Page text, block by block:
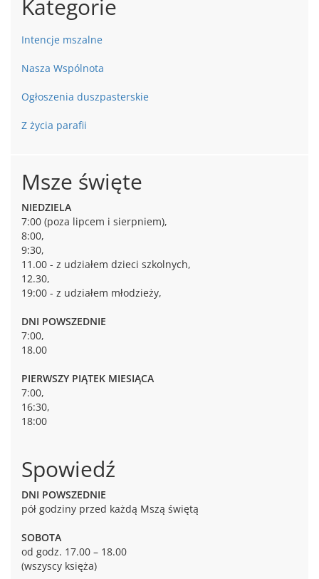
Kategorie
Intencje mszalne
Nasza Wspólnota
Ogłoszenia duszpasterskie
Z życia parafii
Msze święte
NIEDZIELA
7:00 (poza lipcem i sierpniem),
8:00,
9:30,
11.00 - z udziałem dzieci szkolnych,
12.30,
19:00 - z udziałem młodzieży,
DNI POWSZEDNIE
7:00,
18.00
PIERWSZY PIĄTEK MIESIĄCA
7:00,
16:30,
18:00
Spowiedź
DNI POWSZEDNIE
pół godziny przed każdą Mszą świętą
SOBOTA
od godz. 17.00 – 18.00
(wszyscy księża)